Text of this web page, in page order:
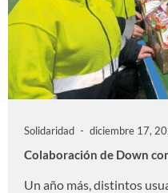
Solidaridad diciembre 17,
Colaboración de Down
Un año más, distintos